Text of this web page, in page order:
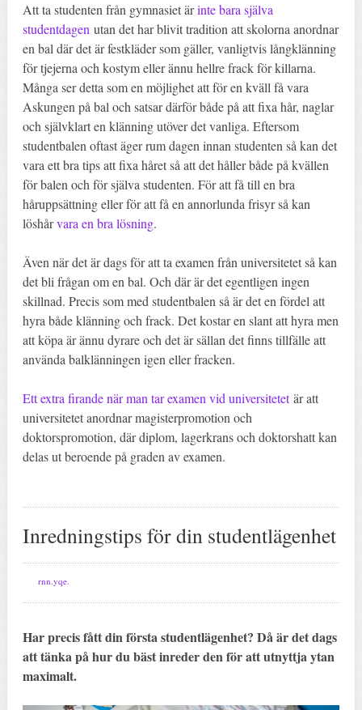
Att ta studenten från gymnasiet ärinte bara själva
studentdagenutan det har blivit tradition att skolorna anordnar
en bal där det är festkläder som gäller, vanligtvis långklänning
för tjejerna och kostym eller ännu hellre frack för killarna.
Många ser detta som en möjlighet att för en kväll få vara
Askungen på bal och satsar därför både på att fixa hår, naglar
och självklart en klänning utöver det vanliga. Eftersom
studentbalen oftast äger rum dagen innan studenten så kan det
vara ett bra tips att fixa håret så att det håller både på kvällen
för balen och för själva studenten. För att få till en bra
håruppsättning eller för att få en annorlunda frisyr så kan
löshårvara en bra lösning.
Även när det är dags för att ta examen från universitetet så kan
det bli frågan om en bal. Och där är det egentligen ingen
skillnad. Precis som med studentbalen så är det en fördel att
hyra både klänning och frack. Det kostar en slant att hyra men
att köpa är ännu dyrare och det är sällan det finns tillfälle att
använda balklänningen igen eller fracken.
Ett extra firande när man tar examen vid universitetetär att
universitetet anordnar magisterpromotion och
doktorspromotion, där diplom, lagerkrans och doktorshatt kan
delas ut beroende på graden av examen.
Inredningstips för din studentlägenhet
rnn.yqe.
Har precis fått din första studentlägenhet? Då är det dags
att tänka på hur du bäst inreder den för att utnyttja ytan
maximalt.